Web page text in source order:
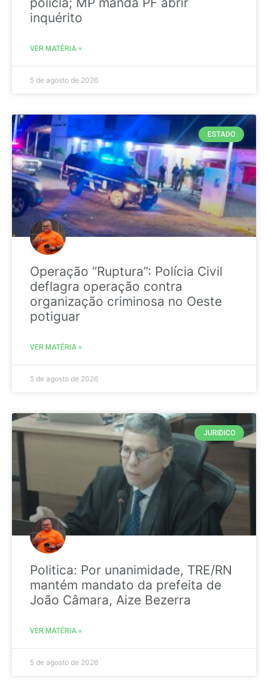
inquérito
VER MATÉRIA »
5 de agosto de 2026
ESTADO
Operação “Ruptura”: Polícia Civil
deflagra operação contra
organização criminosa no Oeste
potiguar
VER MATÉRIA »
5 de agosto de 2026
JURIDICO
Politica: Por unanimidade, TRE/RN
mantém mandato da prefeita de
João Câmara, Aize Bezerra
VER MATÉRIA »
5 de agosto de 2026